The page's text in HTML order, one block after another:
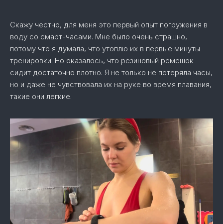
Скажу честно, для меня это первый опыт погружения в
воду со смарт-часами. Мне было очень страшно,
потому что я думала, что утоплю их в первые минуты
тренировки. Но оказалось, что резиновый ремешок
сидит достаточно плотно. Я не только не потеряла часы,
но и даже не чувствовала их на руке во время плавания,
такие они легкие.